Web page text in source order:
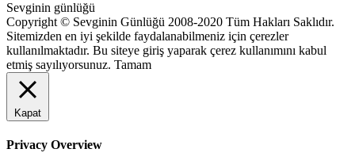
Sevginin günlüğü
Copyright © Sevginin Günlüğü 2008-2020 Tüm Hakları Saklıdır.
Sitemizden en iyi şekilde faydalanabilmeniz için çerezler
kullanılmaktadır. Bu siteye giriş yaparak çerez kullanımını kabul
etmiş sayılıyorsunuz. Tamam
Kapat
Privacy Overview